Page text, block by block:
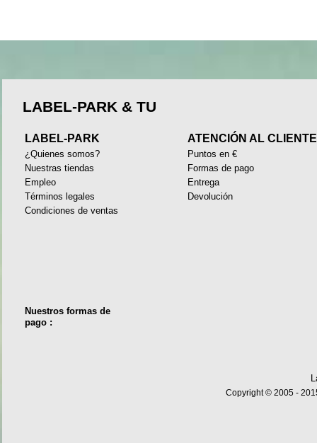
LABEL-PARK & TU
LABEL-PARK
¿Quienes somos?
Nuestras tiendas
Empleo
Términos legales
Condiciones de ventas
ATENCIÓN AL
Puntos en €
Formas de pago
Entrega
Devolución
Nuestros formas de
pago :
Copyright © 2005 -